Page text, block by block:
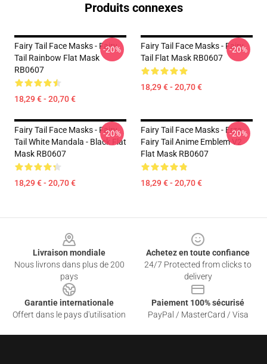
Produits connexes
Fairy Tail Face Masks - Fairy
Tail Rainbow Flat Mask
RB0607
18,29 € - 20,70 €
-20%
Fairy Tail Face Masks - Fairy
Tail Flat Mask RB0607
18,29 € - 20,70 €
-20%
Fairy Tail Face Masks - Fairy
Tail White Mandala - Black Flat
Mask RB0607
18,29 € - 20,70 €
-20%
Fairy Tail Face Masks - Erza
Fairy Tail Anime Emblem V2
Flat Mask RB0607
18,29 € - 20,70 €
-20%
Livraison mondiale
Nous livrons dans plus de 200
pays
Achetez en toute confiance
24/7 Protected from clicks to
delivery
Garantie internationale
Offert dans le pays d'utilisation
Paiement 100% sécurisé
PayPal / MasterCard / Visa